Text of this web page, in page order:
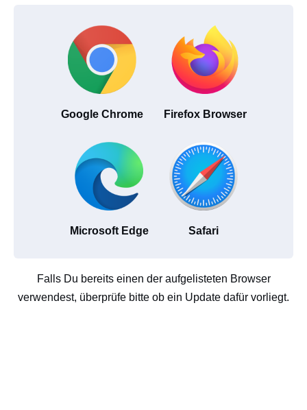
Google Chrome Firefox Browser
Microsoft Edge Safari
Falls Du bereits einen der aufgelisteten Browser
verwendest, überprüfe bitte ob ein Update dafür vorliegt.